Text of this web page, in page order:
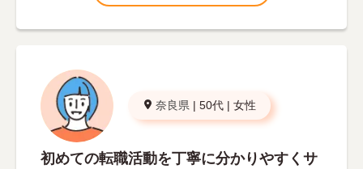
奈良県 | 50代 | 女性
初めての転職活動を丁寧に分かりやすくサ